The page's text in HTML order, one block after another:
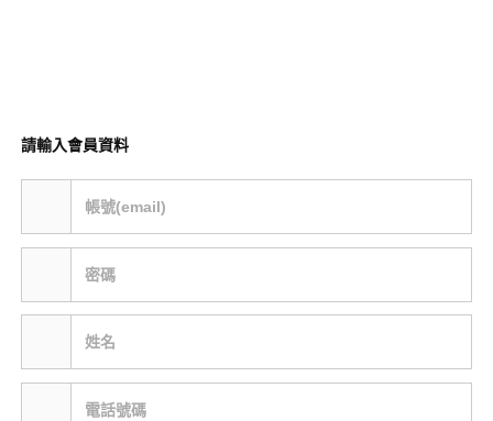
請輸入會員資料
帳號(email)
密碼
姓名
電話號碼